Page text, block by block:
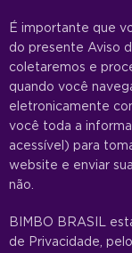
É importante que
do presente Aviso
coletaremos e
quando você
eletronicamente
você toda a
acessível) para
website e enviar
não.
BIMBO BRASIL
de Privacidade,